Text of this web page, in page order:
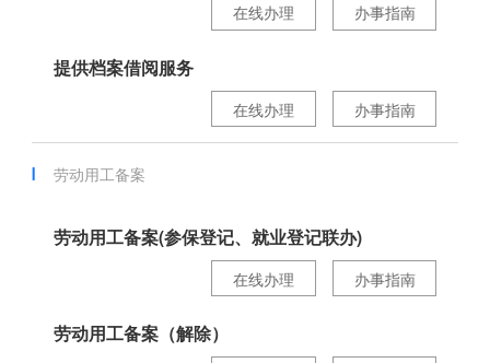
办事指南
在线办理
提供档案借阅服务
办事指南
在线办理
劳动用工备案
劳动用工备案(参保登记、就业登记联办)
办事指南
在线办理
劳动用工备案（解除）